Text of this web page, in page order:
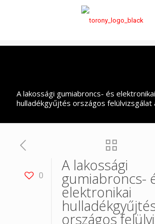
A lakossági gumiabroncs- és elektronikai
hulladékgyűjtés országos felülvizsgálat
0
A lakossági
gumiabroncs-
elektronikai
országos